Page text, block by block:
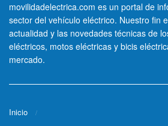
movilidadelectrica.com es un portal de
sector del vehículo eléctrico. Nuestro fin
actualidad y las novedades técnicas de
eléctricos, motos eléctricas y bicis
mercado.
Inicio